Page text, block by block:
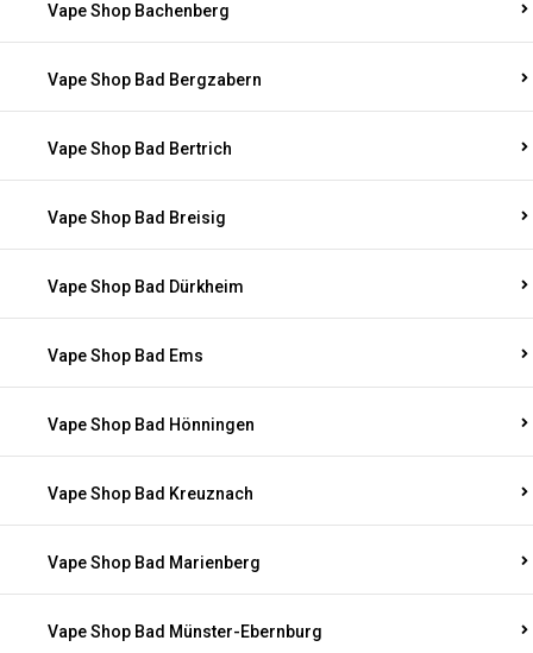
Vape Shop Bachenberg
Vape Shop Bad Bergzabern
Vape Shop Bad Bertrich
Vape Shop Bad Breisig
Vape Shop Bad Dürkheim
Vape Shop Bad Ems
Vape Shop Bad Hönningen
Vape Shop Bad Kreuznach
Vape Shop Bad Marienberg
Vape Shop Bad Münster-Ebernburg